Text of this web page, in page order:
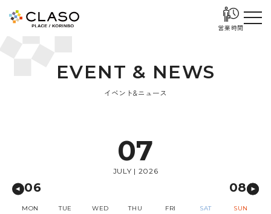
営業時間
EVENT & NEWS
イベント&ニュース
07
JULY | 2026
06 08
MON TUE WED THU FRI SAT SUN